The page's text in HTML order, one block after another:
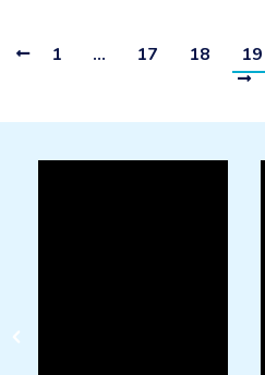
1 … 17 18 19